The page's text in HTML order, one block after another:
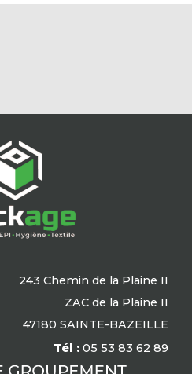
243 Chemin de la Plaine II
ZAC de la Plaine II
47180 SAINTE-BAZEILLE
Tél : 05 53 83 62 89